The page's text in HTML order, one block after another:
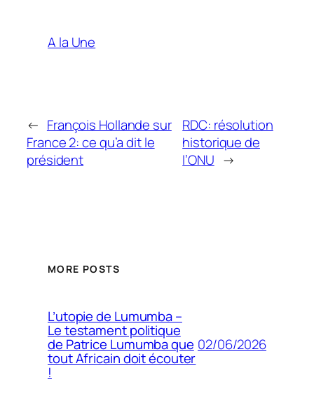
A la Une
← François Hollande sur
France 2: ce qu’a dit le
président
RDC: résolution
historique de
l’ONU →
MORE POSTS
L’utopie de Lumumba –
Le testament politique
de Patrice Lumumba que
tout Africain doit écouter
!
02/06/2026